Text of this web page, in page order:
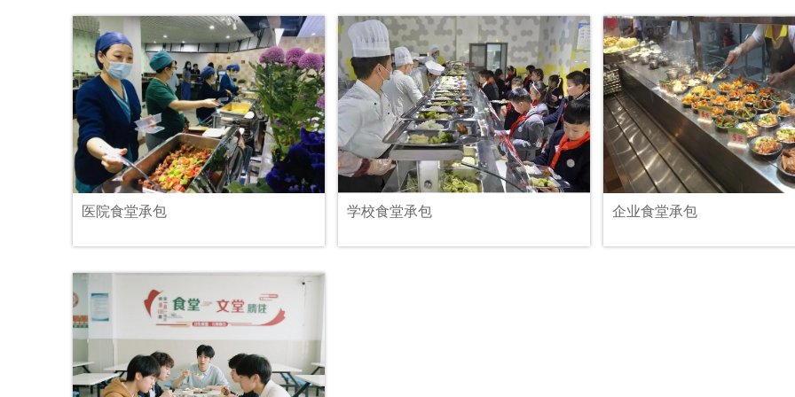
医院食堂承包 学校食堂承包 企业食堂承包